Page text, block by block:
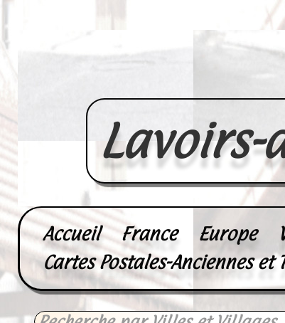
Lavoirs-
Accueil France Europe
Cartes Postales-Anciennes et